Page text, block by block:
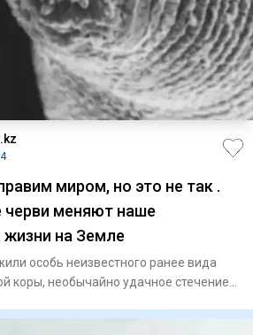
миром, но это не так .
черви меняют наше
жизни на Земле
особь неизвестного ранее вида
коры, необычайно удачное стечение